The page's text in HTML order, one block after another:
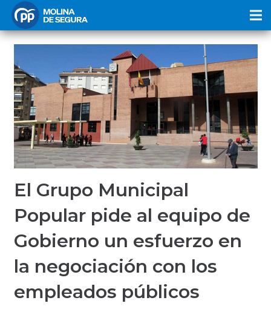
El Grupo Municipal
Popular pide al equipo de
Gobierno un esfuerzo en
la negociación con los
empleados públicos